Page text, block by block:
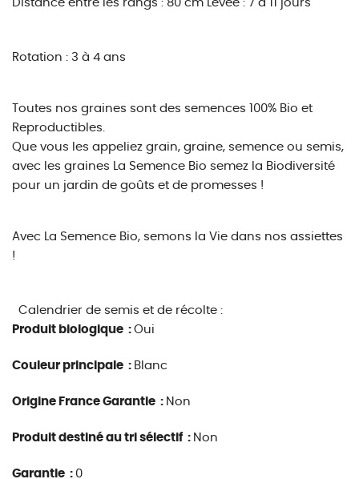
Distance entre les rangs : 80 cm Levée : 7 à 11 jours
Rotation : 3 à 4 ans
Toutes nos graines sont des semences 100% Bio et
Reproductibles.
Que vous les appeliez grain, graine, semence ou semis,
avec les graines La Semence Bio semez la Biodiversité
pour un jardin de goûts et de promesses !
Avec La Semence Bio, semons la Vie dans nos assiettes
!
Calendrier de semis et de récolte :
Produit biologique : Oui
Couleur principale : Blanc
Origine France Garantie : Non
Produit destiné au tri sélectif : Non
Garantie : 0